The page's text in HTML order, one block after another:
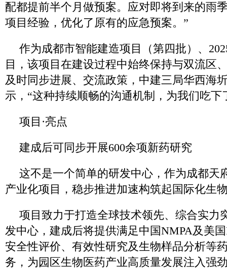
配都提前半个月做预案。应对即将到来的雨
项目经验，优化了原有的应急预案。”
作为成都市智能建造项目（第四批）、
目，该项目在建设过程中始终保持与双流区
及时同步进展、交流政策，中建三局华西海
示，“这种持续顺畅的沟通机制，为我们吃下
项目·亮点
建成后可同步开展600余项新药研究
这不是一个简单的研发中心，作为成都天
产业化项目，稳步推进加速构筑起国际化生
项目致力于打造全球技术领先、综合实力
发中心，建成后将提供满足中国NMPA及美
安全性评价、有效性研究及生物样品分析等
务，为园区生物医药产业高质量发展注入强